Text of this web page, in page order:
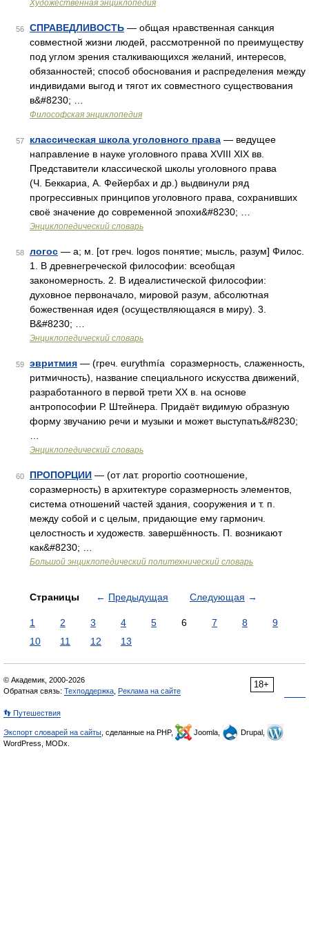
Художественная энциклопедия
56 СПРАВЕДЛИВОСТЬ — общая нравственная санкция
совместной жизни людей, рассмотренной по преимуществу
под углом зрения сталкивающихся желаний, интересов,
обязанностей; способ обоснования и распределения между
индивидами выгод и тягот их совместного существования
в&#8230; …
Философская энциклопедия
57 классическая школа уголовного права — ведущее
направление в науке уголовного права XVIII XIX вв.
Представители классической школы уголовного права
(Ч. Беккариа, А. Фейербах и др.) выдвинули ряд
прогрессивных принципов уголовного права, сохранивших
своё значение до современной эпохи&#8230; …
Энциклопедический словарь
58 логос — а; м. [от греч. logos понятие; мысль, разум] Филос.
1. В древнегреческой философии: всеобщая
закономерность. 2. В идеалистической философии:
духовное первоначало, мировой разум, абсолютная
божественная идея (осуществляющаяся в миру). 3.
В&#8230; …
Энциклопедический словарь
59 эвритмия — (греч. eurythmía соразмерность, слаженность,
ритмичность), название специального искусства движений,
разработанного в первой трети XX в. на основе
антропософии Р. Штейнера. Придаёт видимую образную
форму звучанию речи и музыки и может выступать&#8230;
Энциклопедический словарь
60 ПРОПОРЦИИ — (от лат. proportio соотношение,
соразмерность) в архитектуре соразмерность элементов,
система отношений частей здания, сооружения и т. п.
между собой и с целым, придающие ему гармонич.
целостность и художеств. завершённость. П. возникают
как&#8230; …
Большой энциклопедический политехнический словарь
Страницы ← Предыдущая Следующая →
1 2 3 4 5 6 7 8
9
10
11 12 13
18+
© Академик, 2000-2026
Обратная связь: Техподдержка Реклама на сайте
👣 Путешествия
Экспорт словарей на сайты , сделанные на PHP, Joomla,
Drupal,
WordPress, MODx.